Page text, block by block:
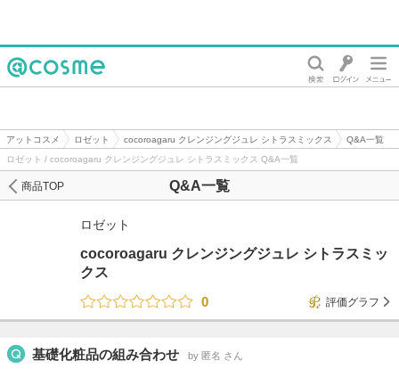
アットコスメ ロゼット cocoroagaru クレンジングジュレ シトラスミックス
Q&A一覧
ロゼット / cocoroagaru クレンジングジュレ シトラスミックス Q&A一覧
Q&A一覧
商品TOP
ロゼット
cocoroagaru クレンジングジュレ シトラスミッ
クス
0
評価グラフ
基礎化粧品の組み合わせ by 匿名 さん